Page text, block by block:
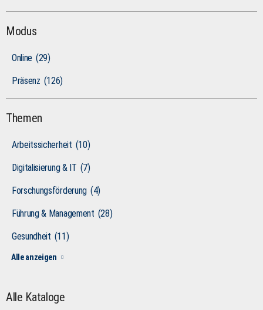
Modus
Online (29)
Präsenz (126)
Themen
Arbeitssicherheit (10)
Digitalisierung & IT (7)
Forschungsförderung (4)
Führung & Management (28)
Gesundheit (11)
Alle anzeigen
Alle Kataloge